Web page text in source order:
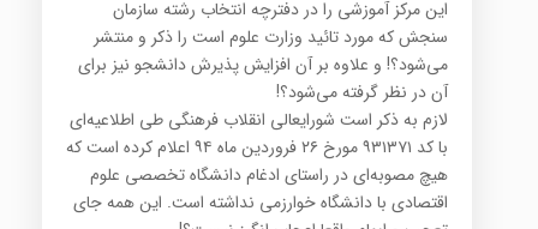
این مرکز آموزشی را در دفترچه انتخاب رشته سازمان
سنجش که مورد تائید وزارت علوم است را ذکر و منتشر
می‌شود؟! و علاوه بر آن افزایش پذیرش دانشجو نیز برای
آن در نظر گرفته می‌شود؟!
لازم به ذکر است شورایعالی انقلاب فرهنگی طی اطلاعیه‌ای
با کد ۹۳۱۳۷۱ مورخ ۲۶ فروردین ماه ۹۴ اعلام کرده است که
هیچ مصوبه‌ای در راستای ادغام دانشگاه تخصصی علوم
اقتصادی با دانشگاه خوارزمی نداشته است. این همه جای